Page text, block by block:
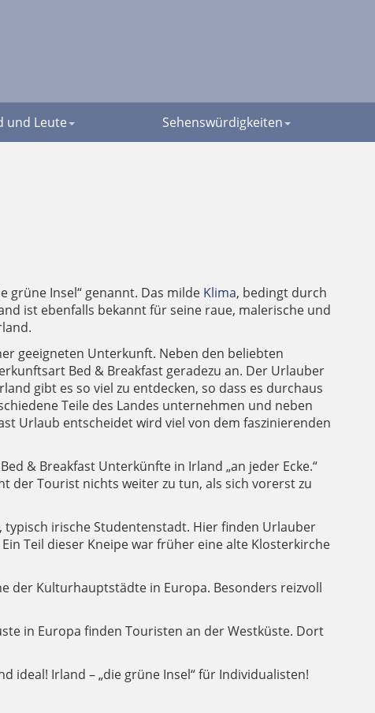
und Leute Sehenswürdigkeiten
grüne Insel“ genannt. Das milde Klima, bedingt durch
ist ebenfalls bekannt für seine raue, malerische und
geeigneten Unterkunft. Neben den beliebten
Bed & Breakfast geradezu an. Der Urlauber
gibt es so viel zu entdecken, so dass es durchaus
Teile des Landes unternehmen und neben
Urlaub entscheidet wird viel von dem faszinierenden
& Breakfast Unterkünfte in Irland „an jeder Ecke.“
der Tourist nichts weiter zu tun, als sich vorerst zu
typisch irische Studentenstadt. Hier finden Urlauber
Teil dieser Kneipe war früher eine alte Klosterkirche
der Kulturhauptstädte in Europa. Besonders reizvoll
in Europa finden Touristen an der Westküste. Dort
Irland – „die grüne Insel“ für Individualisten!